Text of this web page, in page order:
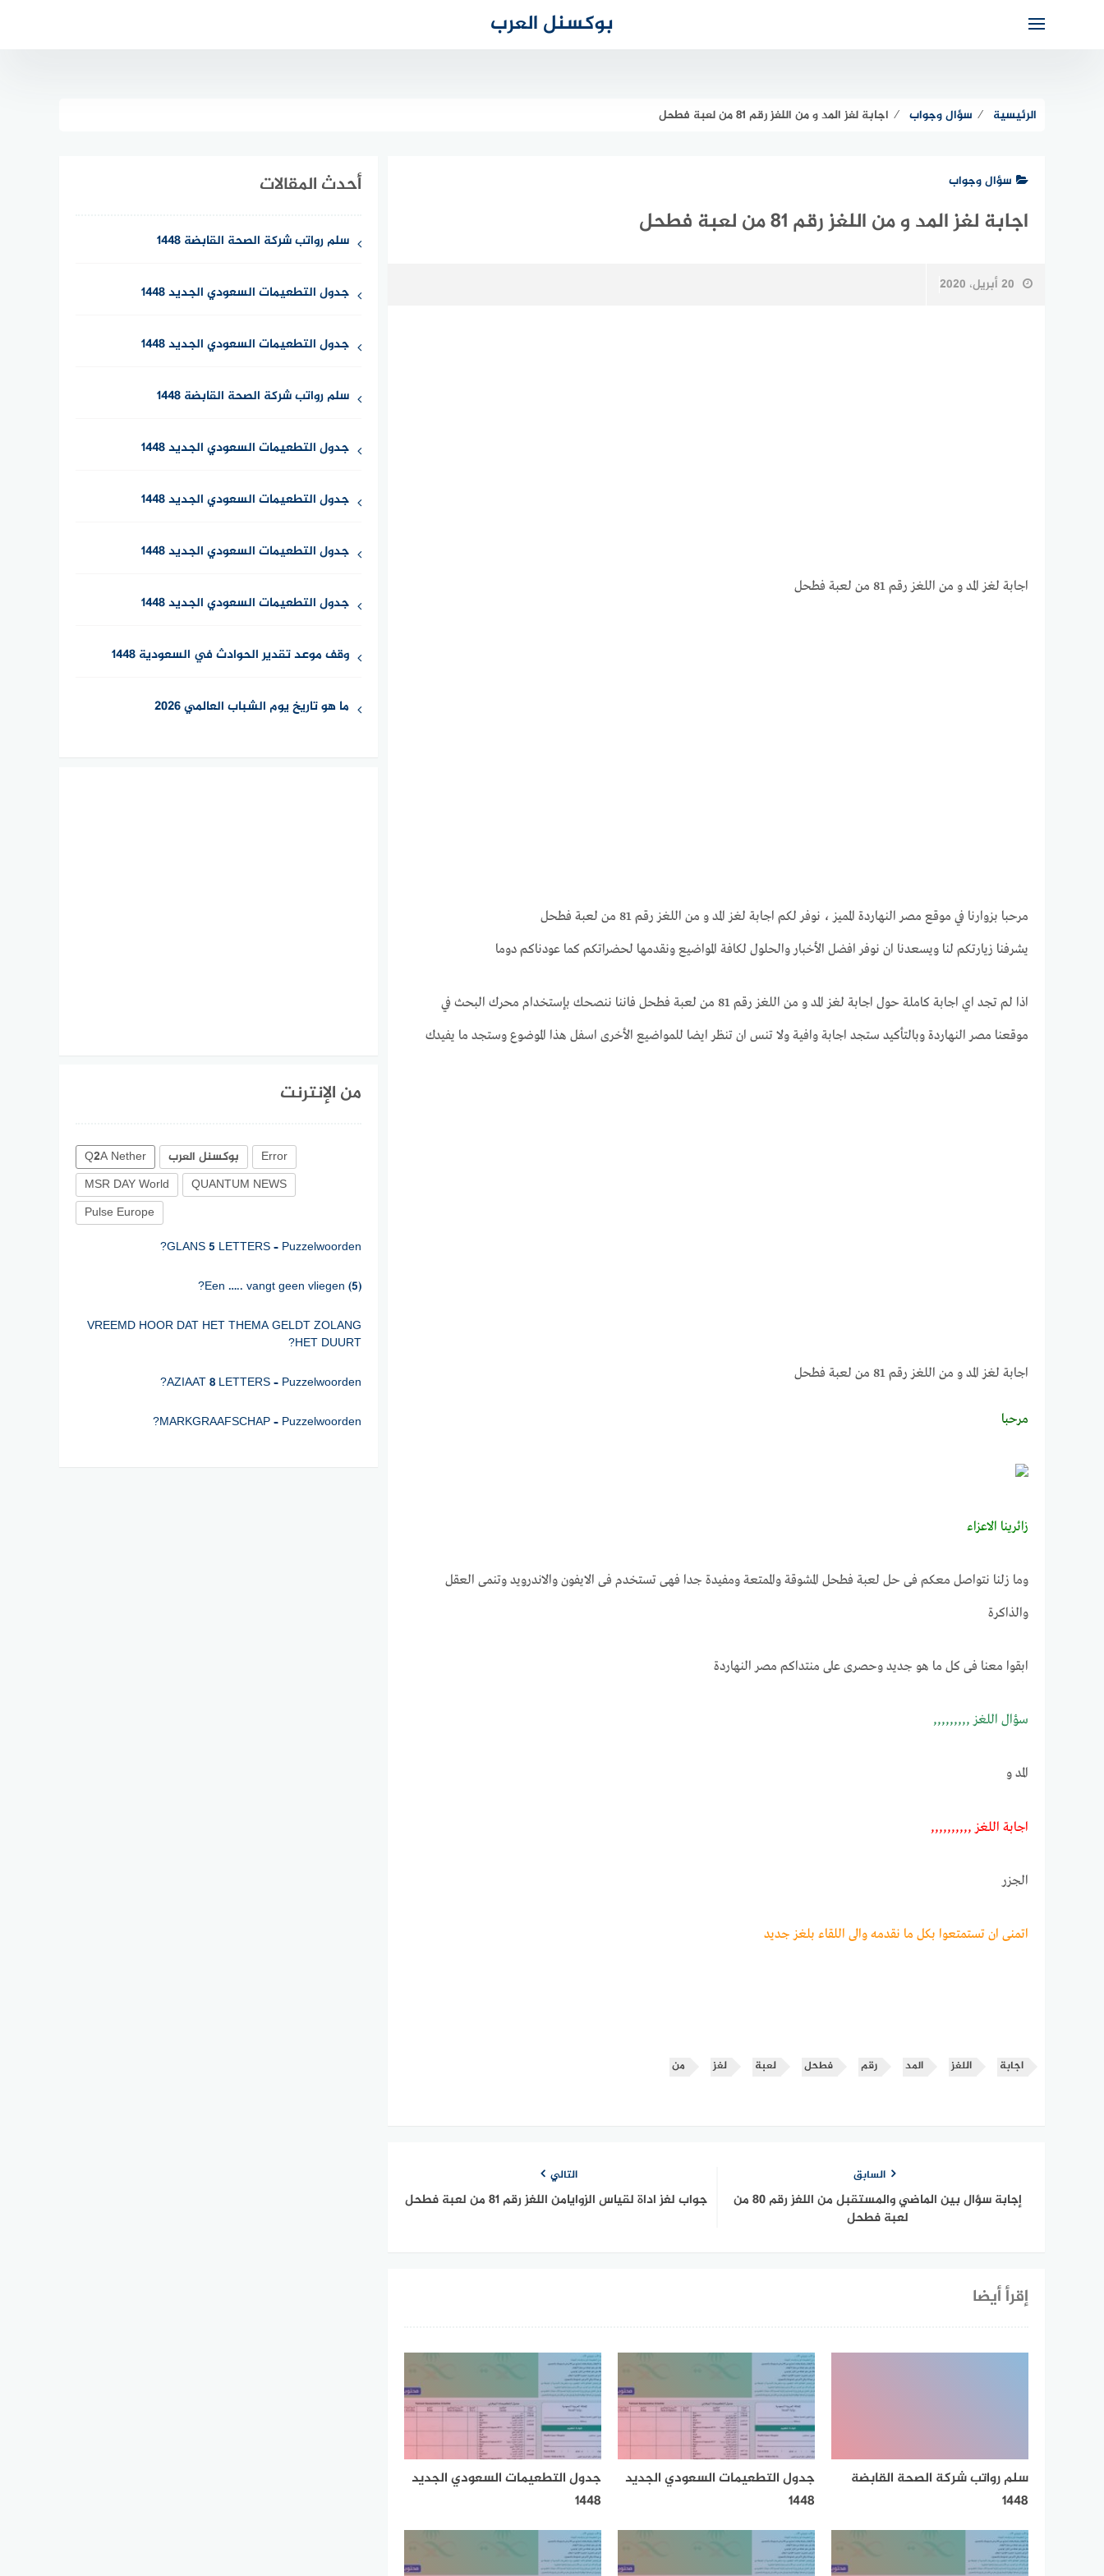
بوكسنل العرب
الرئيسية ⁄ سؤال وجواب ⁄ اجابة لغز المد و من اللغز رقم 81 من لعبة فطحل
سؤال وجواب
اجابة لغز المد و من اللغز رقم 81 من لعبة فطحل
20 أبريل، 2020
اجابة لغز المد و من اللغز رقم 81 من لعبة فطحل
مرحبا بزوارنا في موقع مصر النهاردة المميز ، نوفر لكم اجابة لغز المد و من اللغز رقم 81 من لعبة فطحل
يشرفنا زيارتكم لنا ويسعدنا ان نوفر افضل الأخبار والحلول لكافة المواضيع ونقدمها لحضراتكم كما عودناكم دوما
اذا لم تجد اي اجابة كاملة حول اجابة لغز المد و من اللغز رقم 81 من لعبة فطحل فاننا ننصحك بإستخدام محرك البحث في
موقعنا مصر النهاردة وبالتأكيد ستجد اجابة وافية ولا تنس ان تنظر ايضا للمواضيع الأخرى اسفل هذا الموضوع وستجد ما يفيدك
اجابة لغز المد و من اللغز رقم 81 من لعبة فطحل
مرحبــــا
زائرينــا الاعـــزاء
وما زلنا نتواصل معكم فى حل لعبة فطحل المشوقة والممتعة ومفيدة جدا فهى تستخدم فى الايفون والاندرويد وتنمى العقل
والذاكرة
ابقوا معنا فى كل ما هو جديد وحصرى على منتداكم مصر النهاردة
ســـؤال اللغـــــز ,,,,,,,,,
المد و
اجابـــة اللغــــز ,,,,,,,,,,
الجزر
اتمنى ان تستمتعوا بكل ما نقدمه والى اللقاء بلغز جديد
اجابة اللغز المد رقم فطحل لعبة لغز من
السابق
إجابة سؤال بين الماضي والمستقبل من اللغز رقم 80 من
لعبة فطحل
التالي
جواب لغز اداة لقياس الزوايامن اللغز رقم 81 من لعبة فطحل
إقرأ أيضا
سلم رواتب شركة الصحة القابضة
1448
جدول التطعيمات السعودي الجديد
1448
جدول التطعيمات السعودي الجديد
1448
أحدث المقالات
سلم رواتب شركة الصحة القابضة 1448
جدول التطعيمات السعودي الجديد 1448
جدول التطعيمات السعودي الجديد 1448
سلم رواتب شركة الصحة القابضة 1448
جدول التطعيمات السعودي الجديد 1448
جدول التطعيمات السعودي الجديد 1448
جدول التطعيمات السعودي الجديد 1448
جدول التطعيمات السعودي الجديد 1448
وقف موعد تقدير الحوادث في السعودية 1448
ما هو تاريخ يوم الشباب العالمي 2026
من الإنترنت
Q2A Nether بوكسنل العرب
Error
MSR DAY World
QUANTUM NEWS
Pulse Europe
GLANS 5 LETTERS – Puzzelwoorden?
Een ….. vangt geen vliegen (5)?
VREEMD HOOR DAT HET THEMA GELDT ZOLANG
HET DUURT?
AZIAAT 8 LETTERS – Puzzelwoorden?
MARKGRAAFSCHAP – Puzzelwoorden?